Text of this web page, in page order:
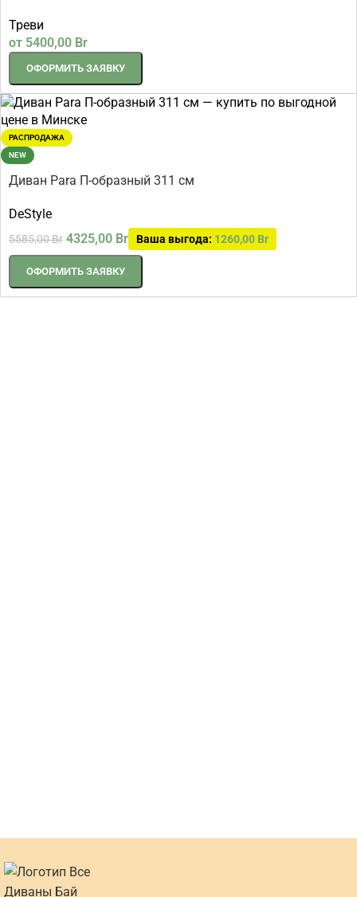
Треви
от 5400,00 Br
ОФОРМИТЬ ЗАЯВКУ
РАСПРОДАЖА
NEW
Диван Para П-образный 311 см
DeStyle
5585,00Br 4325,00 Br Ваша выгода: 1260,00 Br
ОФОРМИТЬ ЗАЯВКУ